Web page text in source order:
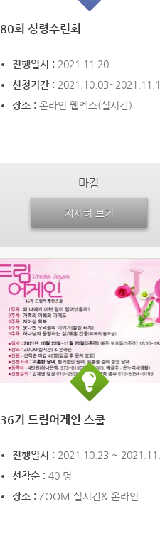
80회 성령수련회
진행일시 : 2021.11.20
신청기간 :
장소 : 온라인 웹엑스(실시간)
마감
자세히 보기
36기 드림어게인 스쿨
진행일시 : 2021.10.23 ~
선착순 : 40 명
장소 : ZOOM 실시간& 온라인